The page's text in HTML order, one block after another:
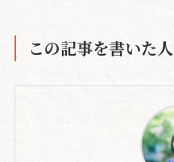
この記事を書いた人